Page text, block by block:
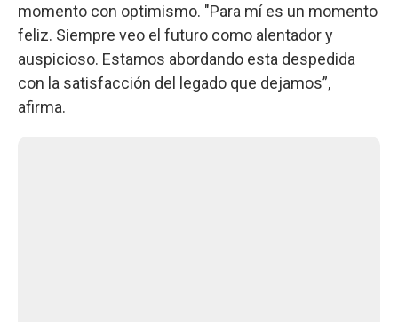
momento con optimismo. "Para mí es un momento
feliz. Siempre veo el futuro como alentador y
auspicioso. Estamos abordando esta despedida
con la satisfacción del legado que dejamos”,
afirma.